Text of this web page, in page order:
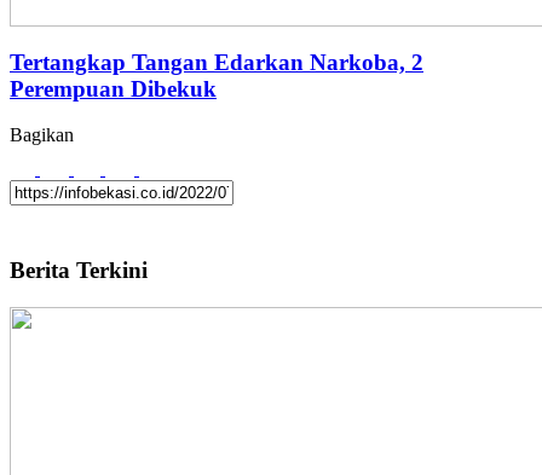
Tertangkap Tangan Edarkan Narkoba, 2
Perempuan Dibekuk
Bagikan
Berita Terkini